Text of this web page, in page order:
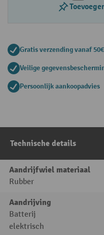
Gratis verzending vanaf 50€
Veilige
Persoonlijk aankoopadvies
Technische details
Aandrijfwiel materiaal
Rubber
Aandrijving
Batterij
elektrisch